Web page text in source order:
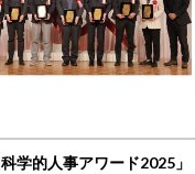
科学的人事アワード2025」